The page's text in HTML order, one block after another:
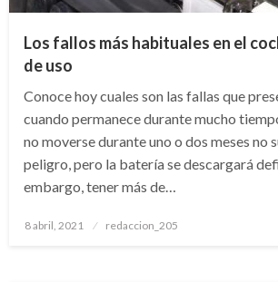
Los fallos más habituales en el
de uso
Conoce hoy cuales son las fallas que
cuando permanece durante mucho
no moverse durante uno o dos meses no
peligro, pero la batería se descargará
embargo, tener más de…
Publicado
8 abril, 2021 redaccion_205